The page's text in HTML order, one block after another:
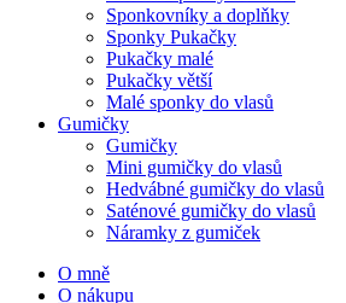
Sponkovníky a doplňky
Sponky Pukačky
Pukačky malé
Pukačky větší
Malé sponky do vlasů
Gumičky
Gumičky
Mini gumičky do vlasů
Hedvábné gumičky do vlasů
Saténové gumičky do vlasů
Náramky z gumiček
O mně
O nákupu